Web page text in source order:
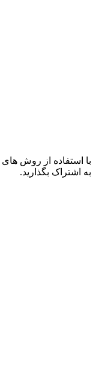
با استفاده از روش
به اشتراک بگذارید.